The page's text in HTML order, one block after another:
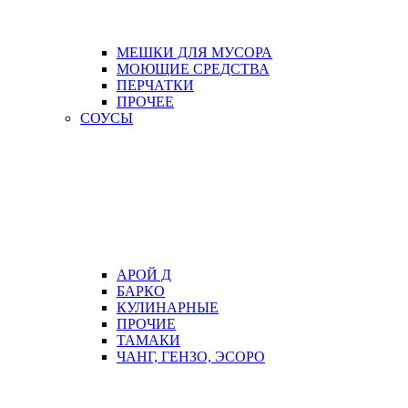
МЕШКИ ДЛЯ МУСОРА
МОЮЩИЕ СРЕДСТВА
ПЕРЧАТКИ
ПРОЧЕЕ
СОУСЫ
АРОЙ Д
БАРКО
КУЛИНАРНЫЕ
ПРОЧИЕ
ТАМАКИ
ЧАНГ, ГЕНЗО, ЭСОРО